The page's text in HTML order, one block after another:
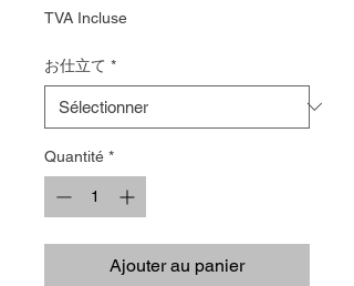
TVA Incluse
お仕立て *
Quantité *
Ajouter au panier